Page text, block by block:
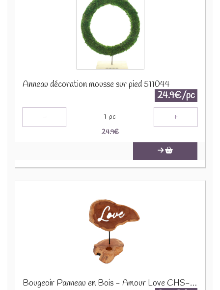
Anneau décoration mousse sur pied 511044
24.9€/pc
- 1 pc +
24.9€
Bougeoir Panneau en Bois - Amour Love CHS-02